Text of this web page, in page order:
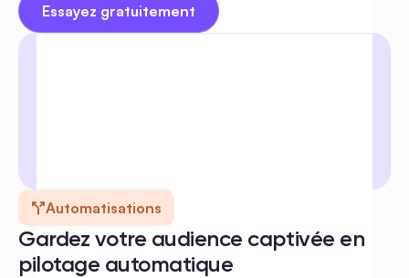
Essayez gratuitement
Automatisations
Gardez votre audience captivée en
pilotage automatique